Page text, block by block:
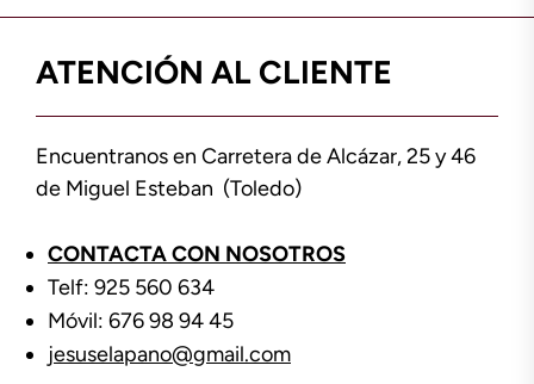
ATENCIÓN AL CLIENTE
Encuentranos en Carretera de Alcázar, 25 y 46
de Miguel Esteban (Toledo)
CONTACTA CON NOSOTROS
Telf: 925 560 634
Móvil: 676 98 94 45
jesuselapano@gmail.com